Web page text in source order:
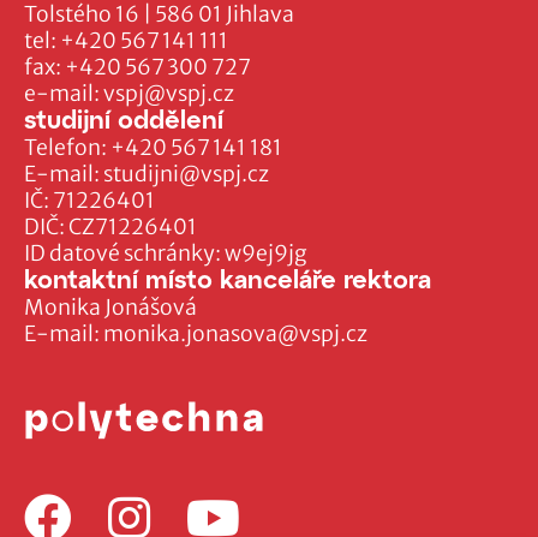
Tolstého 16 | 586 01 Jihlava
tel: +420 567 141 111
fax: +420 567 300 727
e-mail:vspj@vspj.cz
IČ: 71226401
DIČ: CZ71226401
ID datové schránky: w9ej9jg
studijní oddělení
Telefon: +420 567 141 181
E-mail: studijni@vspj.cz
kontaktní místo kanceláře rektora
Monika Jonášová
E-mail: monika.jonasova@vspj.cz